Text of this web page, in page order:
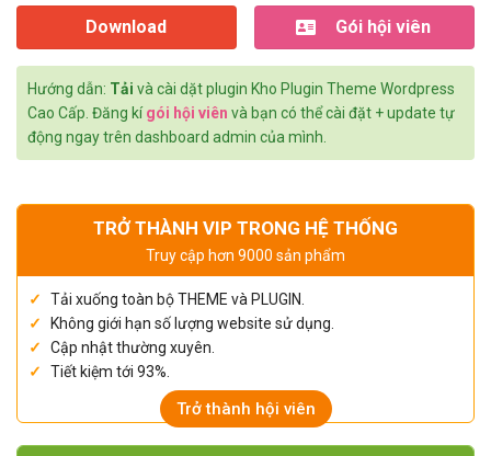
Download Gói hội viên
Hướng dẫn: Tải và cài dặt plugin Kho Plugin Theme Wordpress
Cao Cấp. Đăng kígói hội viên và bạn có thể cài đặt + update tự
động ngay trên dashboard admin của mình.
TRỞ THÀNH VIP TRONG HỆ THỐNG
Truy cập hơn 9000 sản phẩm
Tải xuống toàn bộ THEME và PLUGIN.
Không giới hạn số lượng website sử dụng.
Cập nhật thường xuyên.
Tiết kiệm tới 93%.
Trở thành hội viên